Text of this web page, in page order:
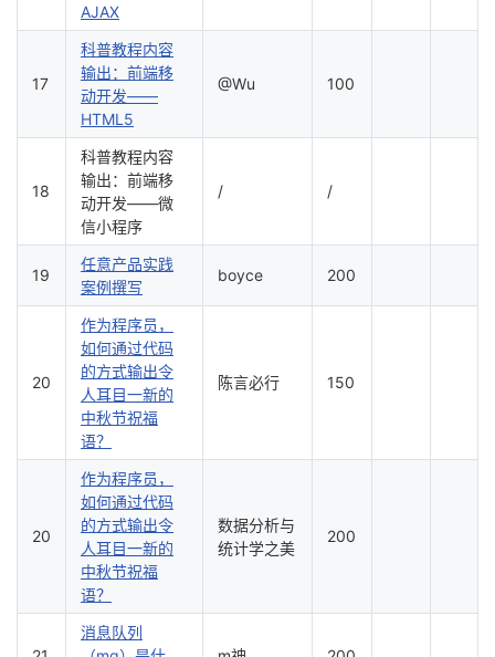
AJAX
17
科普教程内容
输出：前端移
动开发——
HTML5
@Wu 100
18
科普教程内容
输出：前端移
动开发——微
信小程序
/ /
19
任意产品实践
案例撰写
boyce 200
20
作为程序员，
如何通过代码
的方式输出令
人耳目一新的
中秋节祝福
语？
陈言必行 150
20
作为程序员，
如何通过代码
的方式输出令
人耳目一新的
中秋节祝福
语？
数据分析与
统计学之美
200
消息队列